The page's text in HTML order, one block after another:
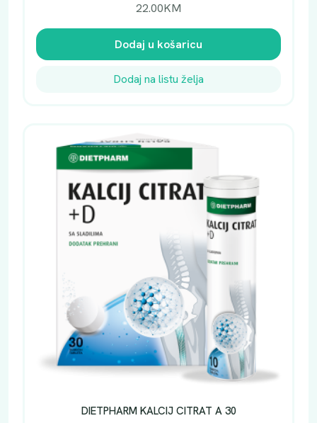
22.00KM
Dodaj u košaricu
Dodaj na listu želja
DIETPHARM KALCIJ CITRAT A 30